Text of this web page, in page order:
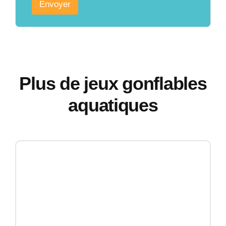
Envoyer
Plus de jeux gonflables
aquatiques